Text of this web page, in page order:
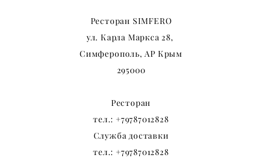
Ресторан SIMFERO
ул. Карла Маркса28,
Симферополь, АР Крым
295000
Ресторан
тел.: +79787012828
Служба доставки
тел.: +79787012828